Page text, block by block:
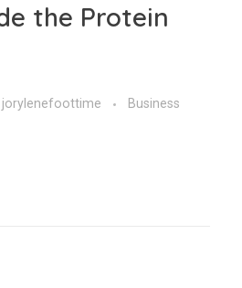
the Protein
jorylenefoottime Business